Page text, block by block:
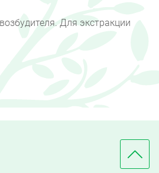
Для экстракции